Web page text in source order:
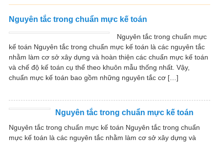
Nguyên tắc trong chuẩn mực kế toán
Nguyên tắc trong chuẩn mực
kế toán Nguyên tắc trong chuẩn mực kế toán là các nguyên tắc
nhằm làm cơ sở xây dựng và hoàn thiện các chuẩn mực kế toán
và chế độ kế toán cụ thể theo khuôn mẫu thống nhất. Vậy,
chuẩn mực kế toán bao gồm những nguyên tắc cơ […]
Nguyên tắc trong chuẩn mực kế toán
Nguyên tắc trong chuẩn mực kế toán Nguyên tắc trong chuẩn
mực kế toán là các nguyên tắc nhằm làm cơ sở xây dựng và